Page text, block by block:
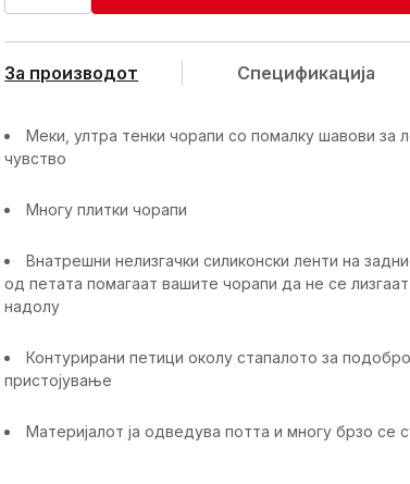
За производот Спецификацијa
Меки, ултра тенки чорапи со помалку шавови за
чувство
Многу плитки чорапи
Внатрешни нелизгачки силиконски ленти на
од петата помагаат вашите чорапи да не се лизгаат
надолу
Контурирани петици околу стапалото за подобро
пристојување
Материјалот ја одведува потта и многу брзо се